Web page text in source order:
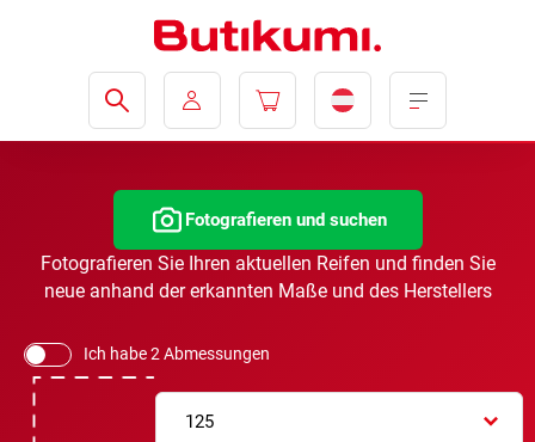
Fotografieren und suchen
Fotografieren Sie Ihren aktuellen Reifen und finden Sie
neue anhand der erkannten Maße und des Herstellers
Ich habe 2 Abmessungen
125